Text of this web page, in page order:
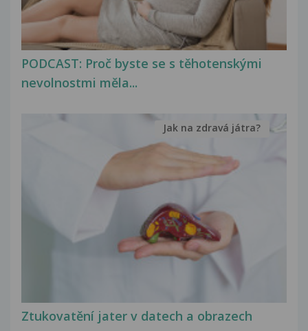
PODCAST: Proč byste se s těhotenskými
nevolnostmi měla...
Ztukovatění jater v datech a obrazech
Jak na zdravá játra?